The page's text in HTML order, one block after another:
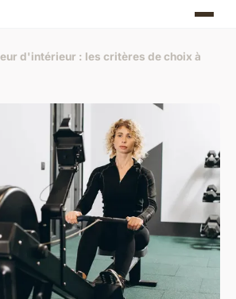
d'intérieur : les critères de choix à